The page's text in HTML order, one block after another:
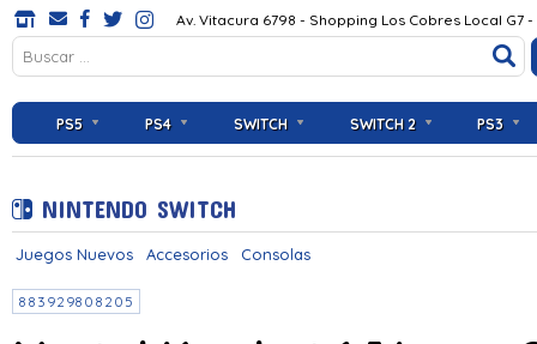
Av. Vitacura 6798 - Shopping Los Cobres Local G7
PS5 PS4 SWITCH SWITCH 2 PS3
NINTENDO SWITCH
Juegos Nuevos Accesorios Consolas
883929808205